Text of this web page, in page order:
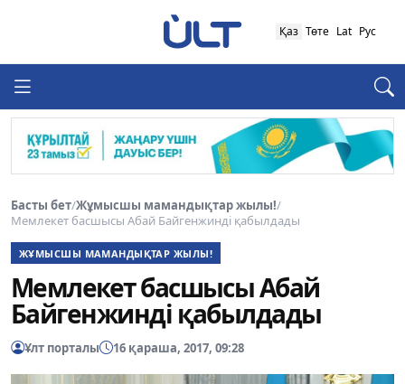
Қаз Төте Lat Рус
Басты бет/Жұмысшы мамандықтар жылы!/
Мемлекет басшысы Абай Байгенжинді қабылдады
ЖҰМЫСШЫ МАМАНДЫҚТАР ЖЫЛЫ!
Мемлекет басшысы Абай
Байгенжинді қабылдады
Ұлт порталы 16 қараша, 2017, 09:28